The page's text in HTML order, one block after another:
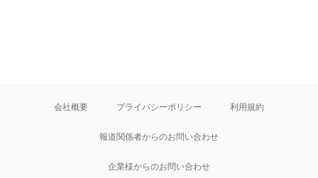
会社概要 プライバシーポリシー 利用規約
報道関係者からのお問い合わせ
企業様からのお問い合わせ